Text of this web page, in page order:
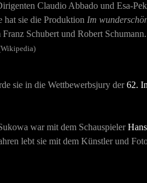
Claudio Abbado und Esa-
hat sie die Produktion Im
Franz Schubert und Robert
sie in die Wettbewerbsjury der62.
war mit dem Schauspieler
lebt sie mit dem Künstler und